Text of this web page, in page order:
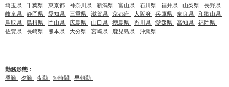
埼玉県
千葉県 東京都 神奈川県 新潟県 富山県 石川県 福井県 山梨県
長野県
岐阜県
静岡県 愛知県 三重県 滋賀県 京都府 大阪府 兵庫県 奈良県
和歌山県
鳥取県
島根県 岡山県 広島県 山口県 徳島県 香川県 愛媛県 高知県
福岡県
佐賀県
長崎県 熊本県 大分県 宮崎県 鹿児島県 沖縄県
勤務形態：
昼勤
夕勤 夜勤 短時間 早朝勤